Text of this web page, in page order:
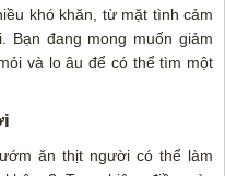
khó khăn, từ mặt tình cảm
Bạn đang mong muốn giảm
và lo âu để có thể tìm một
ăn thịt người có thể làm